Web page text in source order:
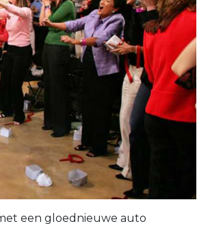
een gloednieuwe auto